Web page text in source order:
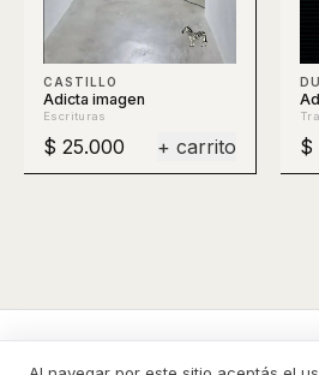
CASTILLO
Adicta imagen
Escrituras
$ 25.000 + carrito $